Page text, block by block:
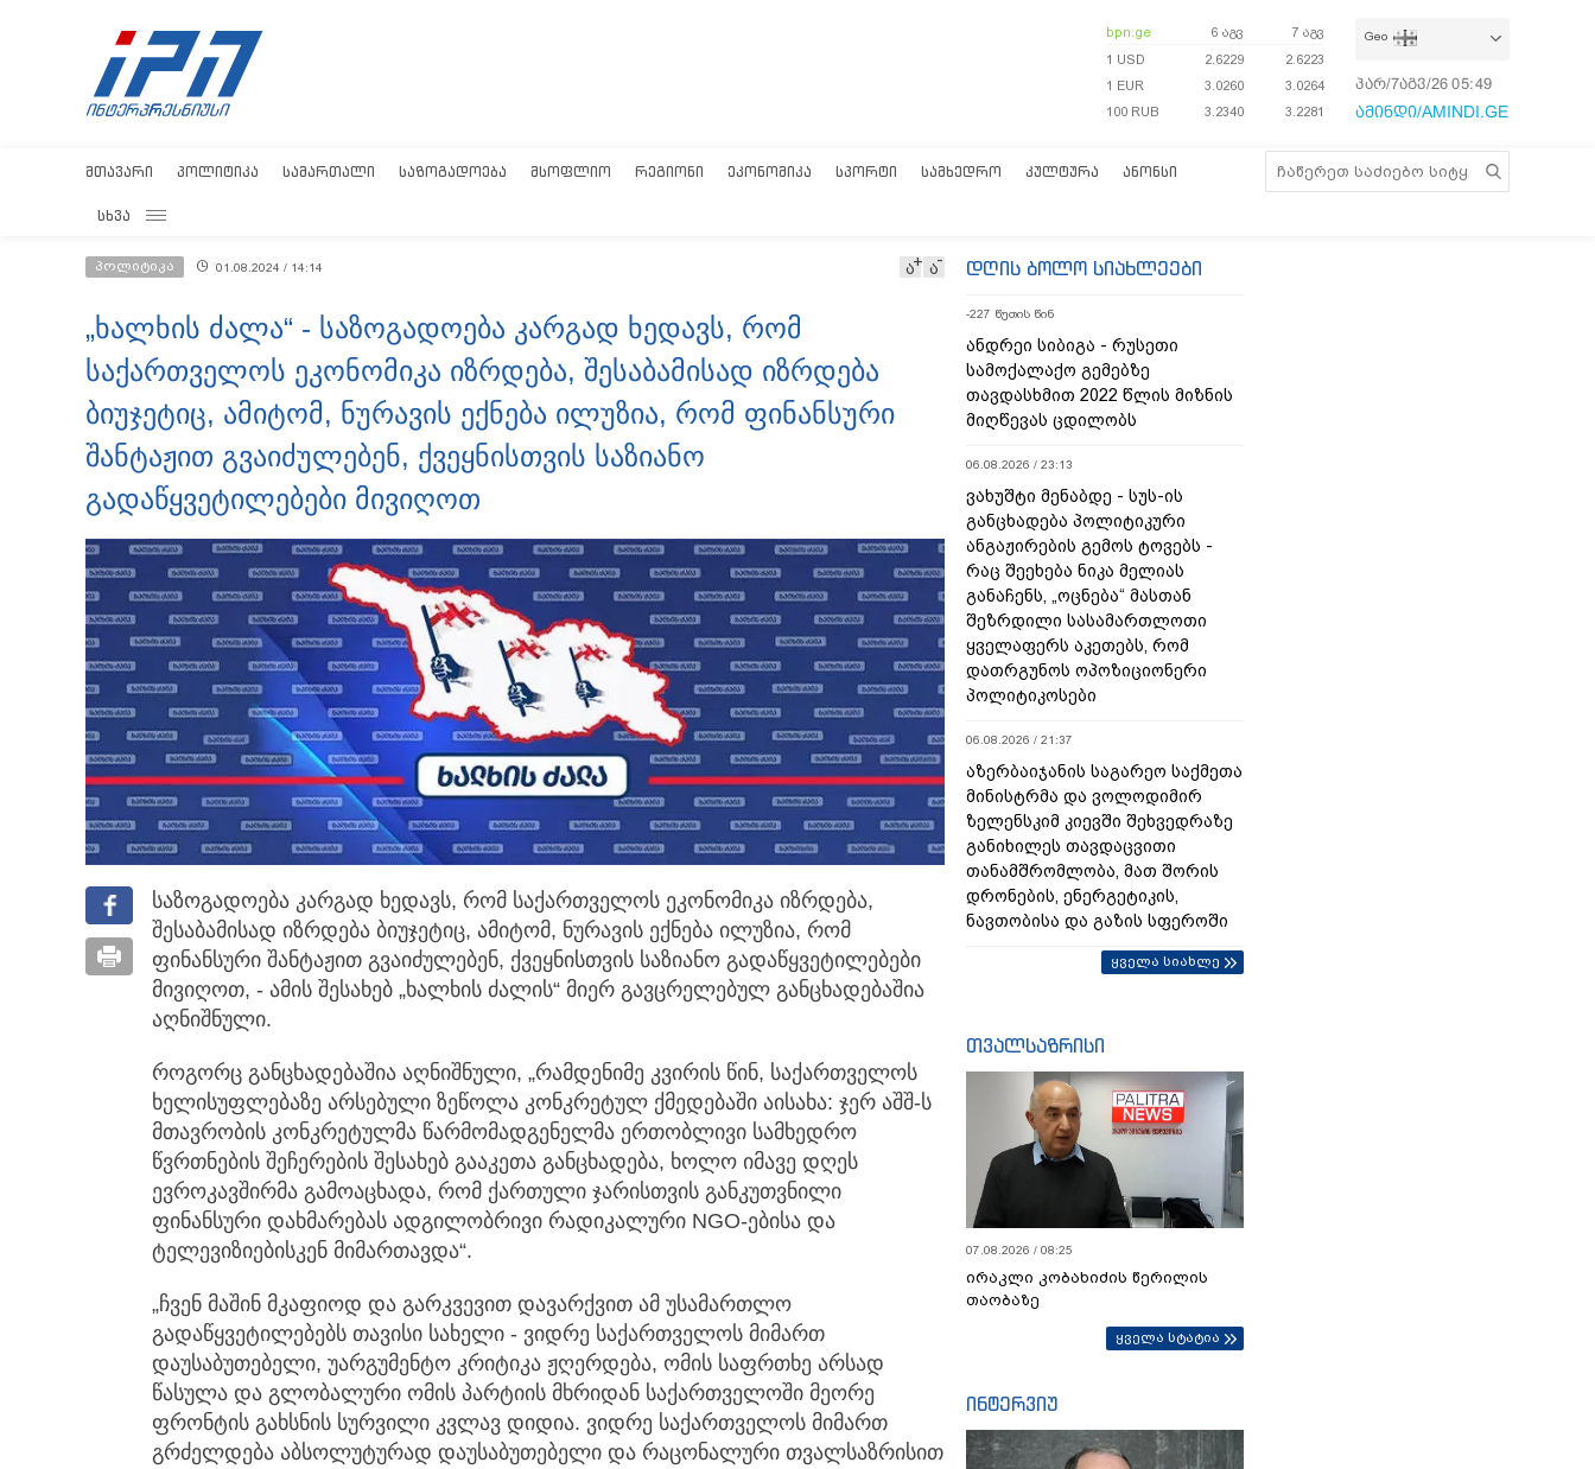
bpn.ge 6 აგვ
7 აგვ
1 USD
2.6229
2.6223
1 EUR
3.0260
3.0264
100 RUB
3.2340 3.2281
Geo
პარ/7აგვ/26 05:49:33
ამინდი/AMINDI.GE
ᲛᲗᲐᲕᲐᲠᲘ ᲞᲝᲚᲘᲢᲘᲙᲐ ᲡᲐᲛᲐᲠᲗᲐᲚᲘ ᲡᲐᲖᲝᲒᲐᲓᲝᲔᲑᲐ ᲛᲡᲝᲤᲚᲘᲝ ᲠᲔᲒᲘᲝᲜᲘ ᲔᲙᲝᲜᲝᲛᲘᲙᲐ ᲡᲞᲝᲠᲢᲘ ᲡᲐᲛᲮᲔᲓᲠᲝ ᲙᲣᲚᲢᲣᲠᲐ ᲐᲜᲝᲜᲡᲘ
ᲡᲮᲕᲐ
პოლიტიკა 01.08.2024 / 14:14 ა ა
„ხალხის ძალა“ - საზოგადოება კარგად ხედავს, რომ
საქართველოს ეკონომიკა იზრდება, შესაბამისად იზრდება
ბიუჯეტიც, ამიტომ, ნურავის ექნება ილუზია, რომ ფინანსური
შანტაჟით გვაიძულებენ, ქვეყნისთვის საზიანო
გადაწყვეტილებები მივიღოთ
საზოგადოება კარგად ხედავს, რომ საქართველოს ეკონომიკა იზრდება,
შესაბამისად იზრდება ბიუჯეტიც, ამიტომ, ნურავის ექნება ილუზია, რომ
ფინანსური შანტაჟით გვაიძულებენ, ქვეყნისთვის საზიანო გადაწყვეტილებები
მივიღოთ, - ამის შესახებ „ხალხის ძალის“ მიერ გავცრელებულ განცხადებაშია
აღნიშნული.
როგორც განცხადებაშია აღნიშნული, „რამდენიმე კვირის წინ, საქართველოს
ხელისუფლებაზე არსებული ზეწოლა კონკრეტულ ქმედებაში აისახა: ჯერ აშშ-ს
მთავრობის კონკრეტულმა წარმომადგენელმა ერთობლივი სამხედრო
წვრთნების შეჩერების შესახებ გააკეთა განცხადება, ხოლო იმავე დღეს
ევროკავშირმა გამოაცხადა, რომ ქართული ჯარისთვის განკუთვნილი
ფინანსური დახმარებას ადგილობრივი რადიკალური NGO-ებისა და
ტელევიზიებისკენ მიმართავდა“.
„ჩვენ მაშინ მკაფიოდ და გარკვევით დავარქვით ამ უსამართლო
გადაწყვეტილებებს თავისი სახელი - ვიდრე საქართველოს მიმართ
დაუსაბუთებელი, უარგუმენტო კრიტიკა ჟღერდება, ომის საფრთხე არსად
წასულა და გლობალური ომის პარტიის მხრიდან საქართველოში მეორე
ფრონტის გახსნის სურვილი კვლავ დიდია. ვიდრე საქართველოს მიმართ
გრძელდება აბსოლუტურად დაუსაბუთებელი და რაცონალური თვალსაზრისით
დღის ბოლო სიახლეები
-227 წუთის წინ
ანდრეი სიბიგა - რუსეთი
სამოქალაქო გემებზე
თავდასხმით 2022 წლის მიზნის
მიღწევას ცდილობს
06.08.2026 / 23:13
ვახუშტი მენაბდე - სუს-ის
განცხადება პოლიტიკური
ანგაჟირების გემოს ტოვებს -
რაც შეეხება ნიკა მელიას
განაჩენს, „ოცნება“ მასთან
შეზრდილი სასამართლოთი
ყველაფერს აკეთებს, რომ
დათრგუნოს ოპოზიციონერი
პოლიტიკოსები
06.08.2026 / 21:37
აზერბაიჯანის საგარეო საქმეთა
მინისტრმა და ვოლოდიმირ
ზელენსკიმ კიევში შეხვედრაზე
განიხილეს თავდაცვითი
თანამშრომლობა, მათ შორის
დრონების, ენერგეტიკის,
ნავთობისა და გაზის სფეროში
ყველა სიახლე
თვალსაზრისი
07.08.2026 / 08:25
ირაკლი კობახიძის წერილის
თაობაზე
ყველა სტატია
ინტერვიუ